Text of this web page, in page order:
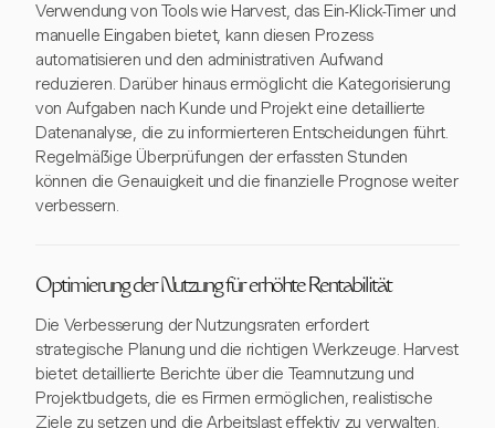
Verwendung von Tools wie Harvest, das Ein-Klick-Timer und
manuelle Eingaben bietet, kann diesen Prozess
automatisieren und den administrativen Aufwand
reduzieren. Darüber hinaus ermöglicht die Kategorisierung
von Aufgaben nach Kunde und Projekt eine detaillierte
Datenanalyse, die zu informierteren Entscheidungen führt.
Regelmäßige Überprüfungen der erfassten Stunden
können die Genauigkeit und die finanzielle Prognose weiter
verbessern.
Optimierung der Nutzung für erhöhte Rentabilität
Die Verbesserung der Nutzungsraten erfordert
strategische Planung und die richtigen Werkzeuge. Harvest
bietet detaillierte Berichte über die Teamnutzung und
Projektbudgets, die es Firmen ermöglichen, realistische
Ziele zu setzen und die Arbeitslast effektiv zu verwalten.